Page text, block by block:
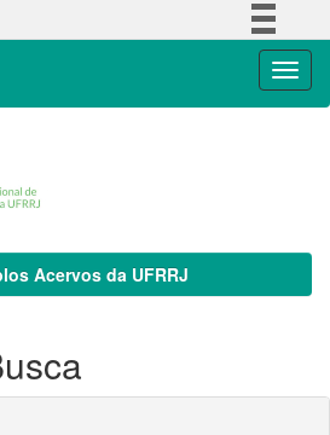
Acervos da UFRRJ